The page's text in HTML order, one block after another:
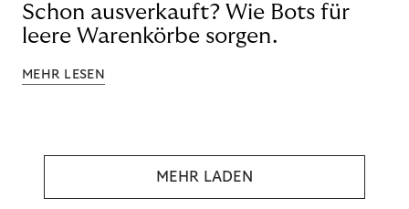
Schon ausverkauft? Wie Bots für
leere Warenkörbe sorgen.
MEHR LESEN
MEHR LADEN